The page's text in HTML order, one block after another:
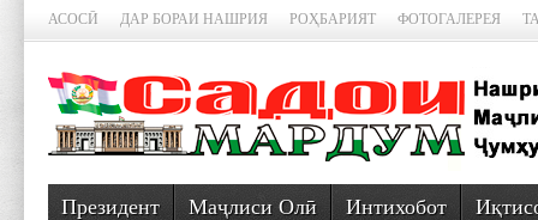
АСОСӢ ДАР БОРАИ НАШРИЯ РОҲБАРИЯТ ФОТОГАЛЕРЕЯ
Президент Маҷлиси Олӣ Интихобот